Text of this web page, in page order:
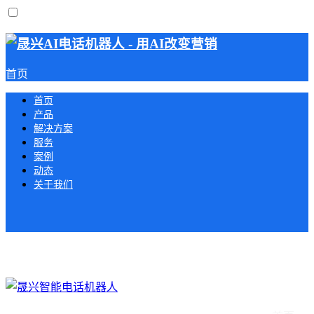
首页
首页
产品
解决方案
服务
案例
动态
关于我们